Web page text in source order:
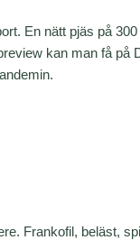
En nätt pjäs på
kan man få på
Frankofil, beläst,